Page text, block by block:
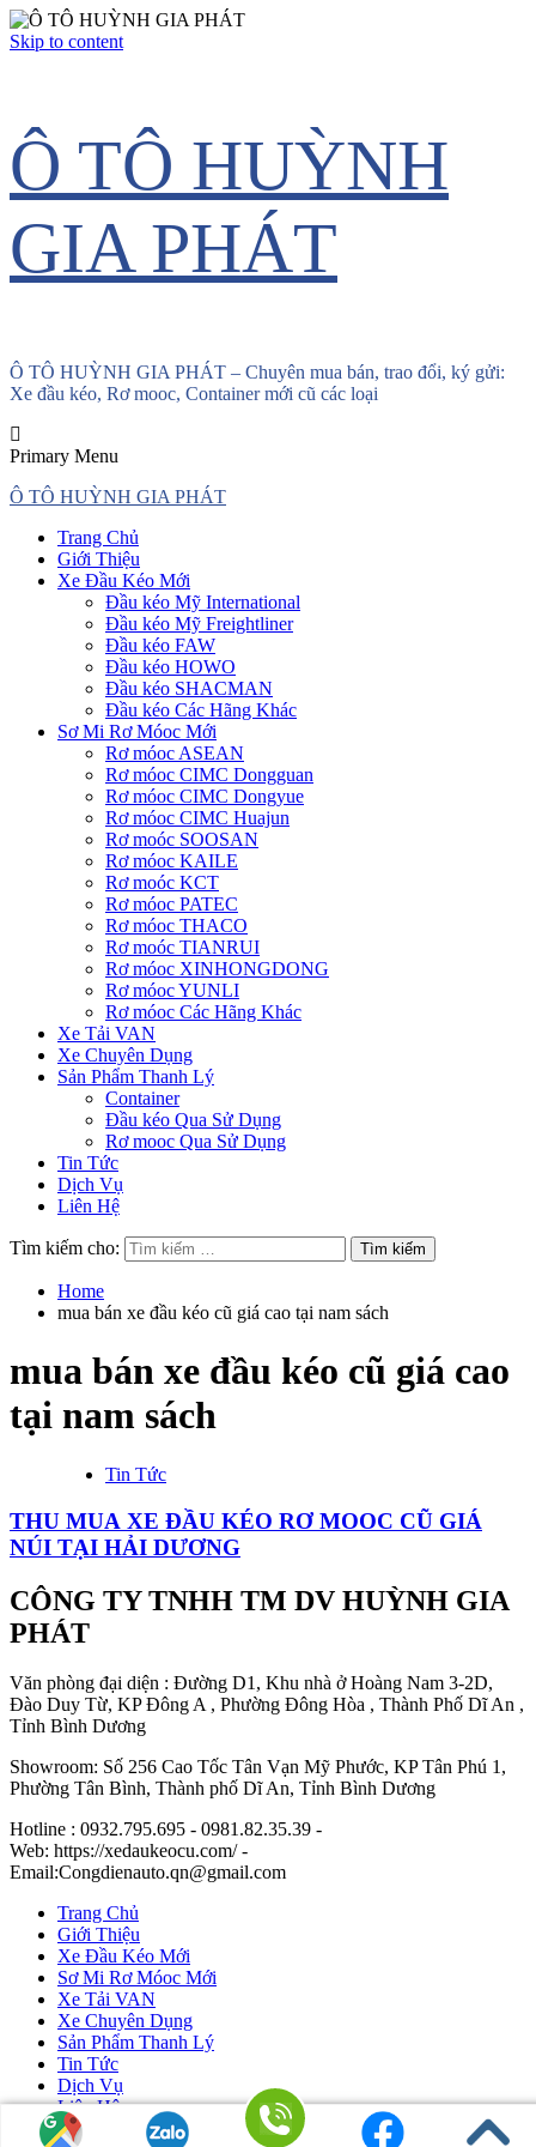
Skip to content
Ô TÔ HUỲNH
GIA PHÁT
Ô TÔ HUỲNH GIA PHÁT – Chuyên mua bán, trao đổi, ký gửi:
Xe đầu kéo, Rơ mooc, Container mới cũ các loại
Primary Menu
Ô TÔ HUỲNH GIA PHÁT
Trang Chủ
Giới Thiệu
Xe Đầu Kéo Mới
Đầu kéo Mỹ International
Đầu kéo Mỹ Freightliner
Đầu kéo FAW
Đầu kéo HOWO
Đầu kéo SHACMAN
Đầu kéo Các Hãng Khác
Sơ Mi Rơ Móoc Mới
Rơ móoc ASEAN
Rơ móoc CIMC Dongguan
Rơ móoc CIMC Dongyue
Rơ móoc CIMC Huajun
Rơ moóc SOOSAN
Rơ móoc KAILE
Rơ moóc KCT
Rơ móoc PATEC
Rơ móoc THACO
Rơ moóc TIANRUI
Rơ móoc XINHONGDONG
Rơ móoc YUNLI
Rơ móoc Các Hãng Khác
Xe Tải VAN
Xe Chuyên Dụng
Sản Phẩm Thanh Lý
Container
Đầu kéo Qua Sử Dụng
Rơ mooc Qua Sử Dụng
Tin Tức
Dịch Vụ
Liên Hệ
Tìm kiếm cho:
Home
mua bán xe đầu kéo cũ giá cao tại nam sách
mua bán xe đầu kéo cũ giá cao
tại nam sách
Tin Tức
THU MUA XE ĐẦU KÉO RƠ MOOC CŨ GIÁ
NÚI TẠI HẢI DƯƠNG
CÔNG TY TNHH TM DV HUỲNH GIA
PHÁT
Văn phòng đại diện : Đường D1, Khu nhà ở Hoàng Nam 3-2D,
Đào Duy Từ, KP Đông A , Phường Đông Hòa , Thành Phố Dĩ An ,
Tỉnh Bình Dương
Showroom: Số 256 Cao Tốc Tân Vạn Mỹ Phước, KP Tân Phú 1,
Phường Tân Bình, Thành phố Dĩ An, Tỉnh Bình Dương
Hotline : 0932.795.695 - 0981.82.35.39 -
Web: https://xedaukeocu.com/ -
Email:Congdienauto.qn@gmail.com
Trang Chủ
Giới Thiệu
Xe Đầu Kéo Mới
Sơ Mi Rơ Móoc Mới
Xe Tải VAN
Xe Chuyên Dụng
Sản Phẩm Thanh Lý
Tin Tức
Dịch Vụ
Liên Hệ